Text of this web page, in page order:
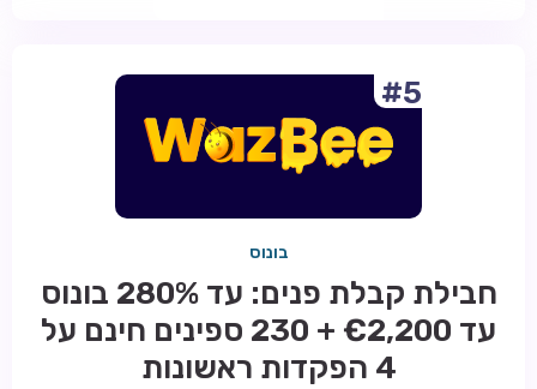
#5
בונוס
חבילת קבלת פנים: עד 280% בונוס
עד €2,200 + 230 ספינים חינם על
4 הפקדות ראשונות